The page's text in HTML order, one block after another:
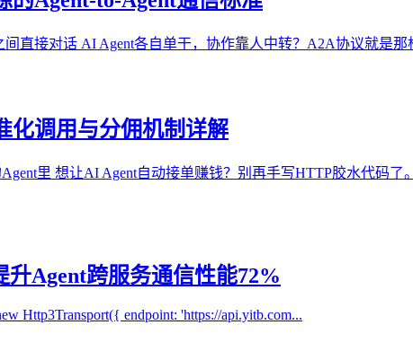
间直接对话 AI Agent各自单干，协作靠人中转？A2A协议就是
化调用与分佣机制详解
里 想让AI Agent自动接单赚钱？别再手写HTTP胶水代码
升Agent跨服务通信性能72%
Http3Transport({ endpoint: 'https://api.yitb.com...